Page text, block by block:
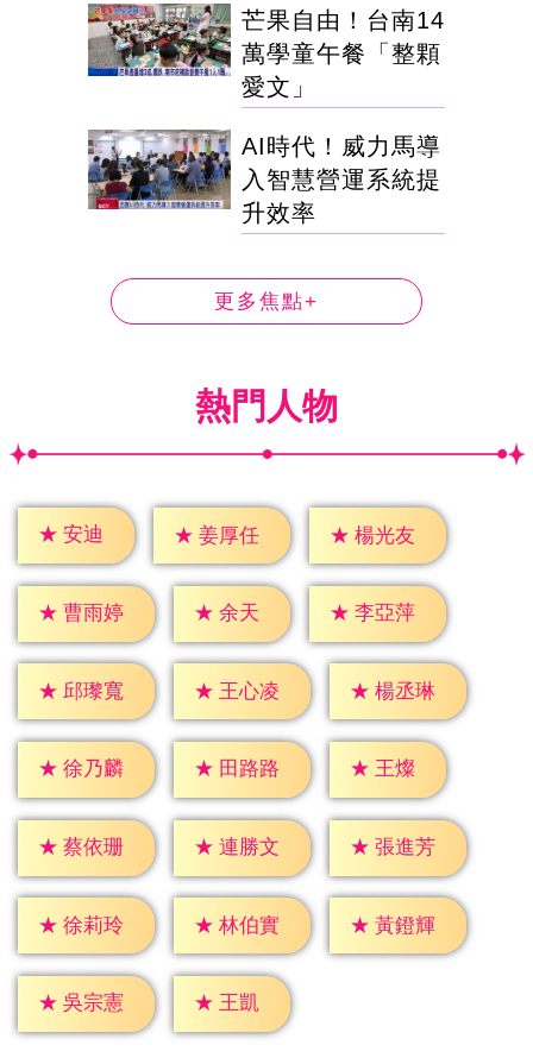
芒果自由！台南14
萬學童午餐「整顆
愛文」
AI時代！威力馬導
入智慧營運系統提
升效率
更多焦點+
熱門人物
★ 安迪 ★ 姜厚任 ★ 楊光友
★ 曹雨婷 ★ 余天 ★ 李亞萍
★ 邱瓈寬 ★ 王心凌 ★ 楊丞琳
★ 徐乃麟 ★ 田路路 ★ 王燦
★ 蔡依珊 ★ 連勝文 ★ 張進芳
★ 徐莉玲 ★ 林伯實 ★ 黃鐙輝
★ 吳宗憲 ★ 王凱